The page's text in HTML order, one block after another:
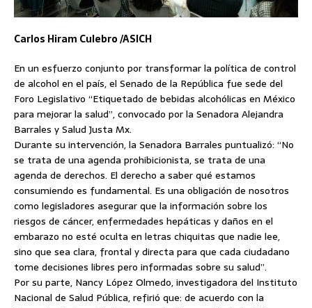
Carlos Hiram Culebro /ASICH
En un esfuerzo conjunto por transformar la política de control
de alcohol en el país, el Senado de la República fue sede del
Foro Legislativo “Etiquetado de bebidas alcohólicas en México
para mejorar la salud”, convocado por la Senadora Alejandra
Barrales y Salud Justa Mx.
Durante su intervención, la Senadora Barrales puntualizó: “No
se trata de una agenda prohibicionista, se trata de una
agenda de derechos. El derecho a saber qué estamos
consumiendo es fundamental. Es una obligación de nosotros
como legisladores asegurar que la información sobre los
riesgos de cáncer, enfermedades hepáticas y daños en el
embarazo no esté oculta en letras chiquitas que nadie lee,
sino que sea clara, frontal y directa para que cada ciudadano
tome decisiones libres pero informadas sobre su salud”.
Por su parte, Nancy López Olmedo, investigadora del Instituto
Nacional de Salud Pública, refirió que: de acuerdo con la